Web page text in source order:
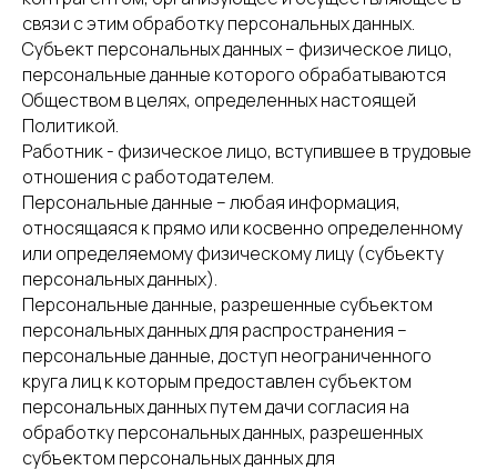
связи с этим обработку персональных данных.
Субъект персональных данных – физическое лицо,
персональные данные которого обрабатываются
Обществом в целях, определенных настоящей
Политикой.
Работник - физическое лицо, вступившее в трудовые
отношения с работодателем.
Персональные данные – любая информация,
относящаяся к прямо или косвенно определенному
или определяемому физическому лицу (субъекту
персональных данных).
Персональные данные, разрешенные субъектом
персональных данных для распространения –
персональные данные, доступ неограниченного
круга лиц к которым предоставлен субъектом
персональных данных путем дачи согласия на
обработку персональных данных, разрешенных
субъектом персональных данных для